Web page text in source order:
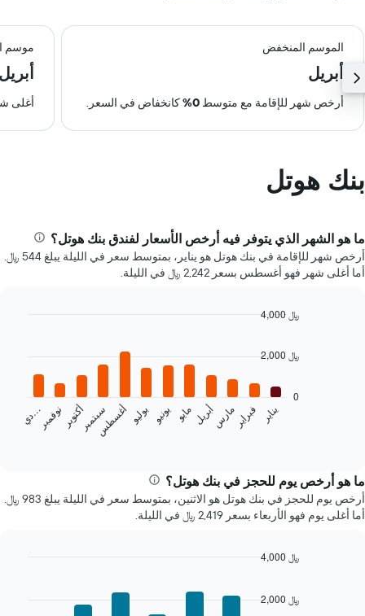
الموسم المنخفض موسم
أبريل
أرخص شهر للإقامة مع متوسط 0% كانخفاض في السعر. أغلى
بنك هوتل
ما هو الشهر الذي يتوفر فيه أرخص الأسعار لفندق بنك هوتل؟
أرخص شهر للإقامة في بنك هوتل هو يناير، بمتوسط سعر في الليلة يبلغ 544 ﷼.
أما أغلى شهر فهو أغسطس بسعر 2,242 ﷼ في الليلة.
سعر
غرفة
كل
شهر
يناير فبرايرمارسأبريلمايو يونيويوليوأغسطسسبتمبرأكتوبرنوفمبرد
ي…
0
2,000 ﷼
4,000 ﷼
ما هو أرخص يوم للحجز في بنك هوتل؟
أرخص يوم للحجز في بنك هوتل هو الاثنين، بمتوسط سعر في الليلة يبلغ 983 ﷼.
أما أغلى يوم فهو الأربعاء بسعر 2,419 ﷼ في الليلة.
2,000 ﷼
4,000 ﷼